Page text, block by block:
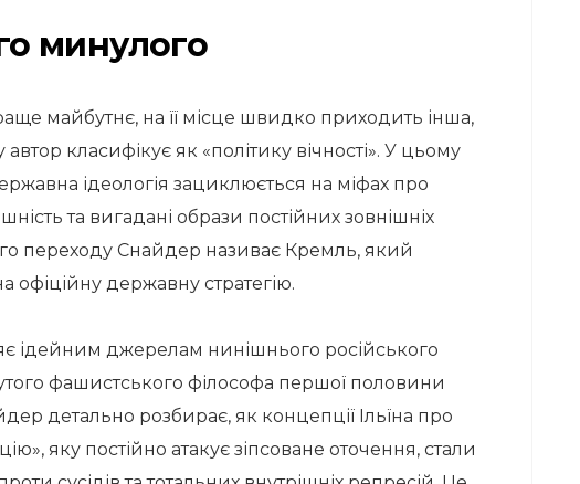
минулого
майбутнє, на її місце швидко приходить інша,
класифікує як «політику вічності». У цьому
ідеологія зациклюється на міфах про
та вигадані образи постійних зовнішніх
переходу Снайдер називає Кремль, який
офіційну державну стратегію.
ідейним джерелам нинішнього російського
фашистського філософа першої половини
детально розбирає, як концепції Ільїна про
яку постійно атакує зіпсоване оточення, стали